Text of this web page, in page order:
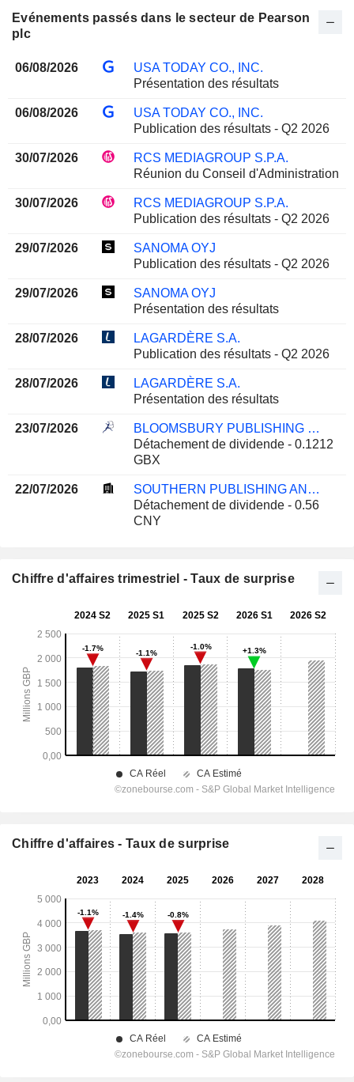
Evénements passés dans le secteur de Pearson
plc
06/08/2026
USA TODAY CO., INC.
Présentation des résultats
06/08/2026
USA TODAY CO., INC.
Publication des résultats - Q2 2026
30/07/2026
RCS MEDIAGROUP S.P.A.
Réunion du Conseil d'Administration
30/07/2026
RCS MEDIAGROUP S.P.A.
Publication des résultats - Q2 2026
29/07/2026
SANOMA OYJ
Publication des résultats - Q2 2026
29/07/2026
SANOMA OYJ
Présentation des résultats
28/07/2026
LAGARDÈRE S.A.
Publication des résultats - Q2 2026
28/07/2026
LAGARDÈRE S.A.
Présentation des résultats
23/07/2026
BLOOMSBURY PUBLISHING PLC
Détachement de dividende - 0.1212
GBX
22/07/2026
SOUTHERN PUBLISHING AND MEDIA CO.,LTD.
Détachement de dividende - 0.56
CNY
Chiffre d'affaires trimestriel - Taux de surprise
Chiffre d'affaires - Taux de surprise